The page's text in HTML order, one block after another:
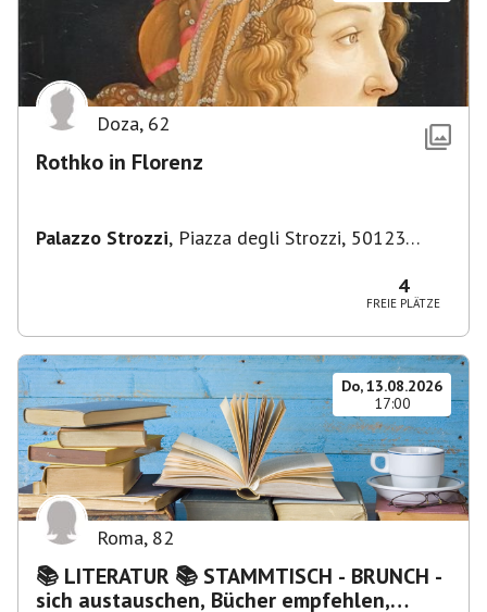
Doza, 62
Rothko in Florenz
Palazzo Strozzi, Piazza degli Strozzi, 50123
4
FREIE PLÄTZE
Do, 13.08.2026
17:00
Roma, 82
📚 LITERATUR 📚 STAMMTISCH - BRUNCH -
sich austauschen, Bücher empfehlen,